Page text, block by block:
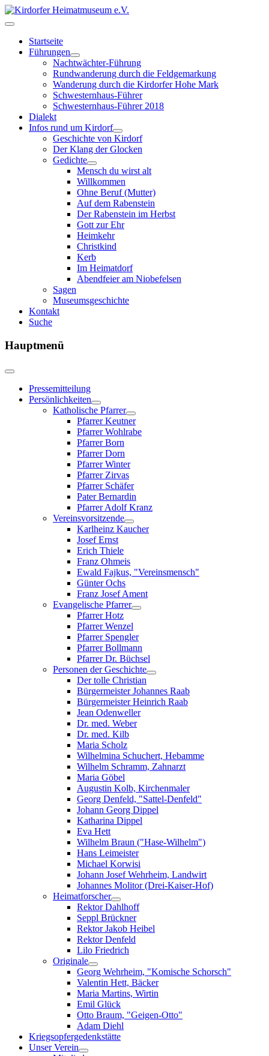
Startseite
Führungen
Nachtwächter-Führung
Rundwanderung durch die Feldgemarkung
Wanderung durch die Kirdorfer Hohe Mark
Schwesternhaus-Führer
Schwesternhaus-Führer 2018
Dialekt
Infos rund um Kirdorf
Geschichte von Kirdorf
Der Klang der Glocken
Gedichte
Mensch du wirst alt
Willkommen
Ohne Beruf (Mutter)
Auf dem Rabenstein
Der Rabenstein im Herbst
Gott zur Ehr
Heimkehr
Christkind
Kerb
Im Heimatdorf
Abendfeier am Niobefelsen
Sagen
Museumsgeschichte
Kontakt
Suche
Hauptmenü
Pressemitteilung
Persönlichkeiten
Katholische Pfarrer
Pfarrer Keutner
Pfarrer Wohlrabe
Pfarrer Born
Pfarrer Dorn
Pfarrer Winter
Pfarrer Zirvas
Pfarrer Schäfer
Pater Bernardin
Pfarrer Adolf Kranz
Vereinsvorsitzende
Karlheinz Kaucher
Josef Ernst
Erich Thiele
Franz Ohmeis
Ewald Fajkus, "Vereinsmensch"
Günter Ochs
Franz Josef Ament
Evangelische Pfarrer
Pfarrer Hotz
Pfarrer Wenzel
Pfarrer Spengler
Pfarrer Bollmann
Pfarrer Dr. Büchsel
Personen der Geschichte
Der tolle Christian
Bürgermeister Johannes Raab
Bürgermeister Heinrich Raab
Jean Odenweller
Dr. med. Weber
Dr. med. Kilb
Maria Scholz
Wilhelmina Schuchert, Hebamme
Wilhelm Schramm, Zahnarzt
Maria Göbel
Augustin Kolb, Kirchenmaler
Georg Denfeld, "Sattel-Denfeld"
Johann Georg Dippel
Katharina Dippel
Eva Hett
Wilhelm Braun ("Hase-Wilhelm")
Hans Leimeister
Michael Korwisi
Johann Josef Wehrheim, Landwirt
Johannes Molitor (Drei-Kaiser-Hof)
Heimatforscher
Rektor Dahlhoff
Seppl Brückner
Rektor Jakob Heibel
Rektor Denfeld
Lilo Friedrich
Originale
Georg Wehrheim, "Komische Schorsch"
Valentin Hett, Bäcker
Maria Martins, Wirtin
Emil Glück
Otto Braum, "Geigen-Otto"
Adam Diehl
Kriegsopfergedenkstätte
Unser Verein